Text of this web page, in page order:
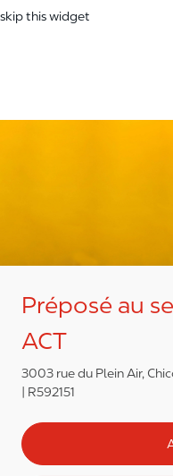
skip this widget
Préposé au
ACT
3003 rue du Plein Air,
R592151